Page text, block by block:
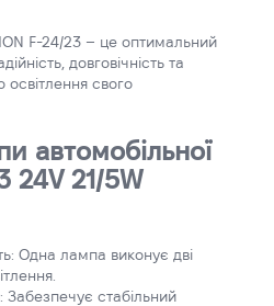
F-24/23 – це оптимальний
довговічність та
освітлення свого
автомобільної
24V 21/5W
Одна лампа виконує дві
Забезпечує стабільний